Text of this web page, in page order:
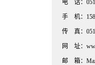
电 话：
手 机：
传 真：
网 址：
邮 箱：